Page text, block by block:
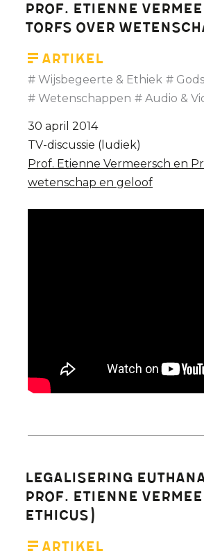
Etienne
Vermeersch
-
1
van
de
Vrijdenker,
2014
Prof. Etienne
Torfs over
Artikel
Wijsbegeerte & Ethiek
Wetenschappen
Audio &
30 april 2014
TV-discussie (ludiek)
Prof. Etienne Vermeersch en
wetenschap en geloof
Legalisering
Prof. Etienne
ethicus)
Artikel